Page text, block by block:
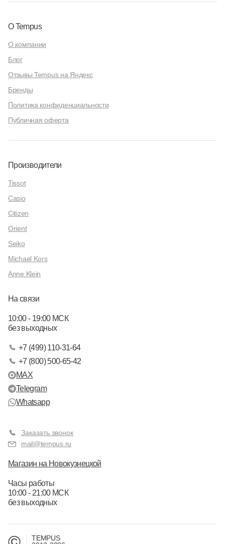
О Tempus
О компании
Блог
Отзывы Tempus на Яндекс
Бренды
Политика конфиденциальности
Публичная оферта
Производители
Tissot
Casio
Citizen
Orient
Seiko
Michael Kors
Anne Klein
На связи
10:00 - 19:00 МСК
без выходных
+7 (499) 110-31-64
+7 (800) 500-65-42
MAX
Telegram
Whatsapp
Заказать звонок
mail@tempus.ru
Магазин на Новокузнецкой
Часы работы
10:00 - 21:00 МСК
без выходных
TEMPUS